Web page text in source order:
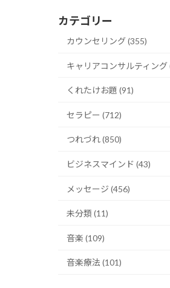
カテゴリー
カウンセリング (355)
キャリアコンサルティング
くれたけお題 (91)
セラピー (712)
つれづれ (850)
ビジネスマインド (43)
メッセージ (456)
未分類 (11)
音楽 (109)
音楽療法 (101)